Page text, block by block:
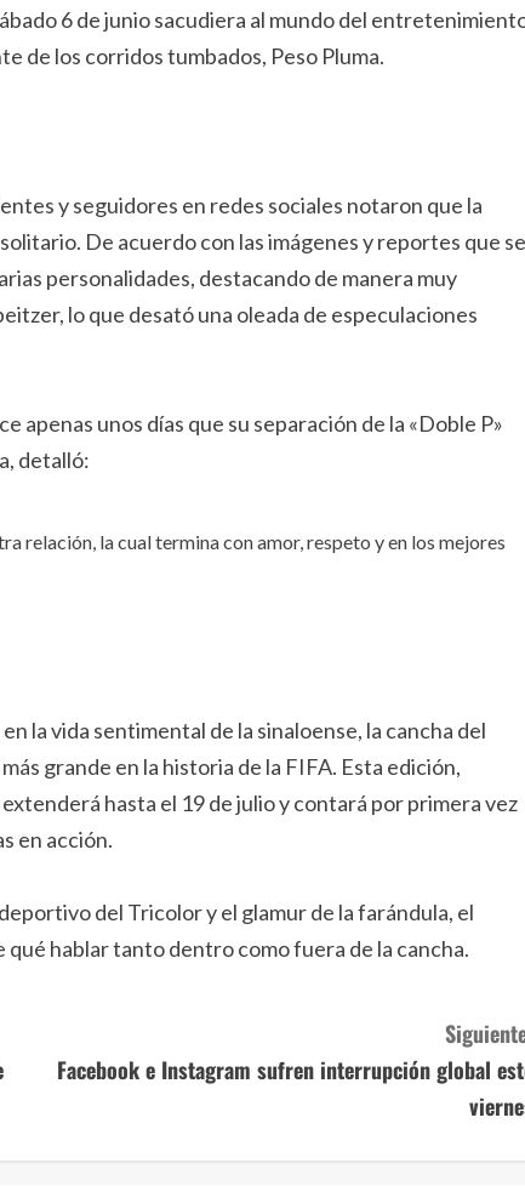
6 de junio sacudiera al mundo del
de los corridos tumbados, Peso Pluma.
y seguidores en redes sociales notaron que la
De acuerdo con las imágenes y reportes que se
personalidades, destacando de manera muy
lo que desató una oleada de especulaciones
apenas unos días que su separación de la «Doble P»
detalló:
relación, la cual termina con amor, respeto y en los mejores
la vida sentimental de la sinaloense, la cancha del
grande en la historia de la FIFA. Esta edición,
hasta el 19 de julio y contará por primera vez
en acción.
del Tricolor y el glamur de la farándula, el
hablar tanto dentro como fuera de la cancha.
Facebook e Instagram sufren interrupción global